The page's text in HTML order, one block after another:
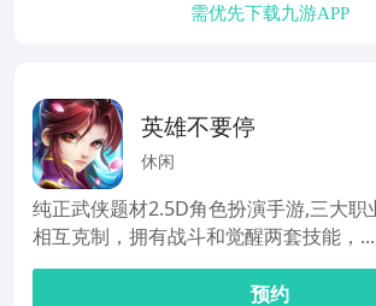
需优先下载九游APP
英雄不要停
休闲
纯正武侠题材2.5D角色扮演手游,三大职
相互克制，拥有战斗和觉醒两套技能，...
预约